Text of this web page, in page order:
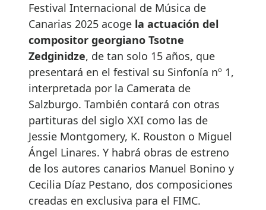
Festival Internacional de Música de
Canarias 2025 acoge la actuación del
compositor georgiano Tsotne
Zedginidze, de tan solo 15 años, que
presentará en el festival su Sinfonía nº 1,
interpretada por la Camerata de
Salzburgo. También contará con otras
partituras del siglo XXI como las de
Jessie Montgomery, K. Rouston o Miguel
Ángel Linares. Y habrá obras de estreno
de los autores canarios Manuel Bonino y
Cecilia Díaz Pestano, dos composiciones
creadas en exclusiva para el FIMC.